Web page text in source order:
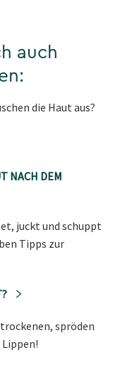
auch
die Haut aus?
NACH DEM
juckt und schuppt
Tipps zur
spröden